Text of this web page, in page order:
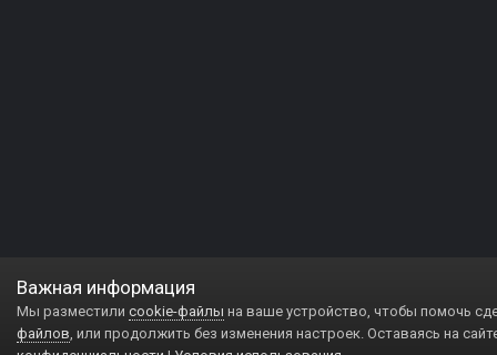
Важная информация
Мы разместили cookie-файлы на ваше устройство, чтобы помочь
файлов, или продолжить без изменения настроек. Оставаясь на